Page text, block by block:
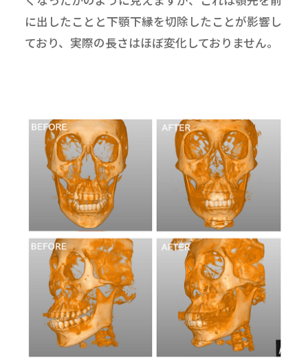
に出したことと下顎下縁を切除したことが影響し
ており、実際の長さはほぼ変化しておりません。